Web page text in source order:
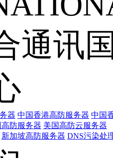
通讯
器 中国香港高防服务器 中国
高防服务器 美国高防云服务器
新加坡高防服务器 DNS污染处